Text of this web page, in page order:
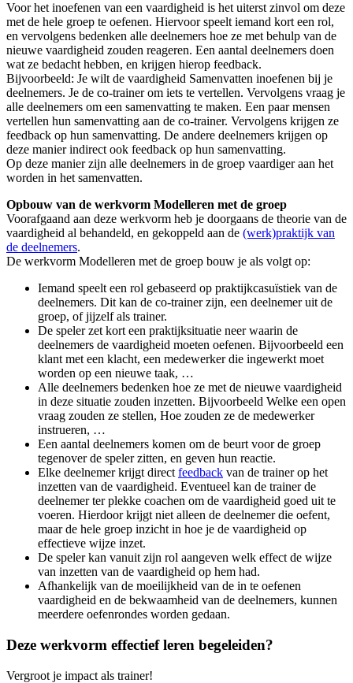
Voor het inoefenen van een vaardigheid is het uiterst zinvol om deze
met de hele groep te oefenen. Hiervoor speelt iemand kort een rol,
en vervolgens bedenken alle deelnemers hoe ze met behulp van de
nieuwe vaardigheid zouden reageren. Een aantal deelnemers doen
wat ze bedacht hebben, en krijgen hierop feedback.
Bijvoorbeeld: Je wilt de vaardigheid Samenvatten inoefenen bij je
deelnemers. Je de co-trainer om iets te vertellen. Vervolgens vraag je
alle deelnemers om een samenvatting te maken. Een paar mensen
vertellen hun samenvatting aan de co-trainer. Vervolgens krijgen ze
feedback op hun samenvatting. De andere deelnemers krijgen op
deze manier indirect ook feedback op hun samenvatting.
Op deze manier zijn alle deelnemers in de groep vaardiger aan het
worden in het samenvatten.
Opbouw van de werkvorm Modelleren met de groep
Voorafgaand aan deze werkvorm heb je doorgaans de theorie van de
vaardigheid al behandeld, en gekoppeld aan de (werk)praktijk van
de deelnemers.
De werkvorm Modelleren met de groep bouw je als volgt op:
Iemand speelt een rol gebaseerd op praktijkcasuïstiek van de
deelnemers. Dit kan de co-trainer zijn, een deelnemer uit de
groep, of jijzelf als trainer.
De speler zet kort een praktijksituatie neer waarin de
deelnemers de vaardigheid moeten oefenen. Bijvoorbeeld een
klant met een klacht, een medewerker die ingewerkt moet
worden op een nieuwe taak, …
Alle deelnemers bedenken hoe ze met de nieuwe vaardigheid
in deze situatie zouden inzetten. Bijvoorbeeld Welke een open
vraag zouden ze stellen, Hoe zouden ze de medewerker
instrueren, …
Een aantal deelnemers komen om de beurt voor de groep
tegenover de speler zitten, en geven hun reactie.
Elke deelnemer krijgt direct feedback van de trainer op het
inzetten van de vaardigheid. Eventueel kan de trainer de
deelnemer ter plekke coachen om de vaardigheid goed uit te
voeren. Hierdoor krijgt niet alleen de deelnemer die oefent,
maar de hele groep inzicht in hoe je de vaardigheid op
effectieve wijze inzet.
De speler kan vanuit zijn rol aangeven welk effect de wijze
van inzetten van de vaardigheid op hem had.
Afhankelijk van de moeilijkheid van de in te oefenen
vaardigheid en de bekwaamheid van de deelnemers, kunnen
meerdere oefenrondes worden gedaan.
Deze werkvorm effectief leren begeleiden?
Vergroot je impact als trainer!